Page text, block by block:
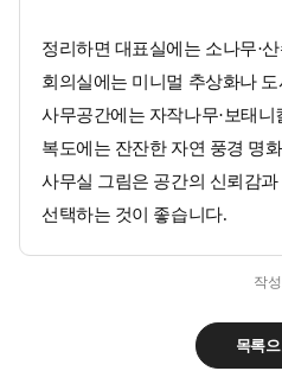
정리하면 대표실에는 소나무·
회의실에는 미니멀 추상화나
사무공간에는 자작나무·보태
복도에는 잔잔한 자연 풍경 명
사무실 그림은 공간의 신뢰감
선택하는 것이 좋습니다.
작
목록